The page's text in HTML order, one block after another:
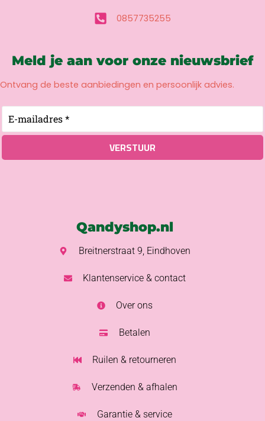
0857735255
Meld je aan voor onze nieuwsbrief
Ontvang de beste aanbiedingen en persoonlijk advies.
Qandyshop.nl
Breitnerstraat 9, Eindhoven
Klantenservice & contact
Over ons
Betalen
Ruilen & retourneren
Verzenden & afhalen
Garantie & service